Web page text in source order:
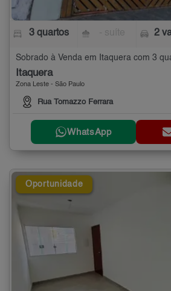
3 quartos 2
Sobrado à Venda em Itaquera com 3
Itaquera
Zona Leste - São Paulo
Rua Tomazzo Ferrara
WhatsApp
Oportunidade